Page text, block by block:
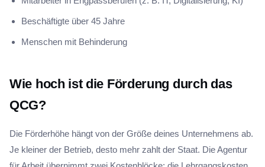
Beschäftigte über 45 Jahre
Menschen mit Behinderung
Wie hoch ist die Förderung durch das
QCG?
Die Förderhöhe hängt von der Größe deines Unternehmens ab.
Je kleiner der Betrieb, desto mehr zahlt der Staat. Die Agentur